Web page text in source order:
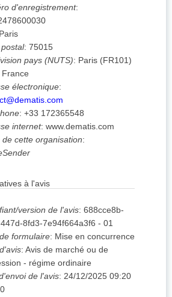
d'enregistrement:
Paris
: 75015
pays (NUTS): Paris (FR101)
France
électronique:
: +33 172365548
internet: www.dematis.com
de cette organisation:
à l'avis
version de l'avis: 688cce8b-
8fd3-7e94f664a3f6 - 01
formulaire: Mise en concurrence
: Avis de marché ou de
- régime ordinaire
de l'avis: 24/12/2025 09:20